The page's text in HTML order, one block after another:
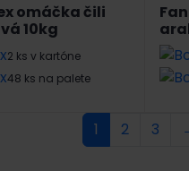
omáčka čili
10kg
2 ks v kartóne
48 ks na palete
1 2 3